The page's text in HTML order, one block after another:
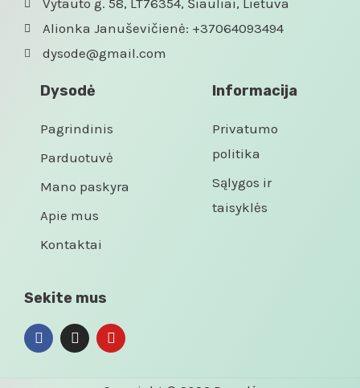
Vytauto g. 58, LT76354, Šiauliai, Lietuva
Alionka Januševičienė: +37064093494
dysode@gmail.com
Dysodė
Pagrindinis
Parduotuvė
Mano paskyra
Apie mus
Kontaktai
Informacija
Privatumo
politika
Sąlygos ir
taisyklės
Sekite mus